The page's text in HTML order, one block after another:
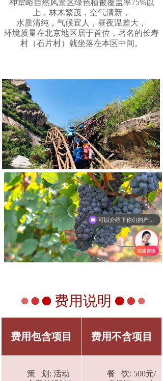
神堂峪自然风景区绿色植被覆盖率75%以
上，林木繁茂，空气清新，
水质清纯，气候宜人，昼夜温差大，
环境质量在北京地区居于首位，著名的长寿
村（石片村）就坐落在本区中间。
费用说明
费用包含项目 费用不含项目
策 划: 活动
餐 饮: 500元/
可以介绍下你们的产品么